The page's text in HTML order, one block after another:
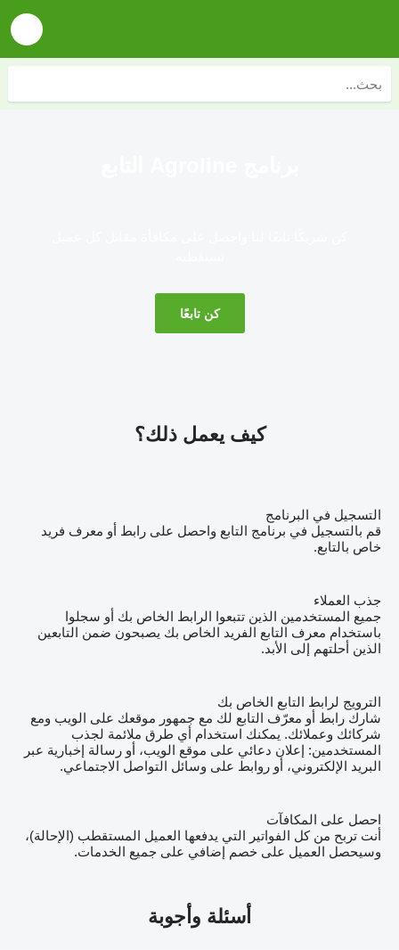
كن تابعًا
كيف يعمل ذلك؟
التسجيل في البرنامج
قم بالتسجيل في برنامج التابع واحصل على رابط أو معرف فريد
خاص بالتابع.
جذب العملاء
جميع المستخدمين الذين تتبعوا الرابط الخاص بك أو سجلوا
باستخدام معرف التابع الفريد الخاص بك يصبحون ضمن التابعين
الذين أحلتهم إلى الأبد.
الترويج لرابط التابع الخاص بك
شارك رابط أو معرّف التابع لك مع جمهور موقعك على الويب ومع
شركائك وعملائك. يمكنك استخدام أي طرق ملائمة لجذب
المستخدمين: إعلان دعائي على موقع الويب، أو رسالة إخبارية عبر
البريد الإلكتروني، أو روابط على وسائل التواصل الاجتماعي.
احصل على المكافآت
أنت تربح من كل الفواتير التي يدفعها العميل المستقطب (الإحالة)،
وسيحصل العميل على خصم إضافي على جميع الخدمات.
أسئلة وأجوبة